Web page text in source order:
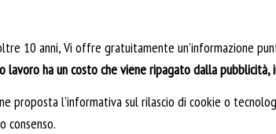
10 anni, Vi offre gratuitamente un’informazione
lavoro ha un costo che viene ripagato dalla
proposta l’informativa sul rilascio di cookie o
consenso.